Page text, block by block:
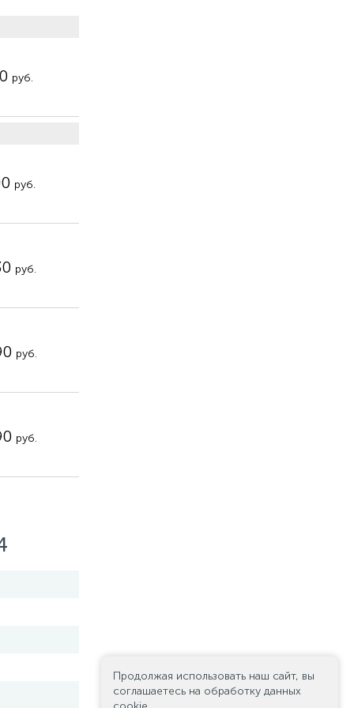
руб.
руб.
руб.
руб.
руб.
Продолжая использовать наш сайт, вы
соглашаетесь на обработку данных
cookie.